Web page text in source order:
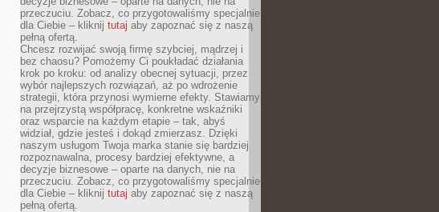
przeczuciu. Zobacz, co przygotowaliśmy specjalnie
dla Ciebie – kliknij tutaj aby zapoznać się z naszą
pełną ofertą.
Chcesz rozwijać swoją firmę szybciej, mądrzej i
bez chaosu? Pomożemy Ci poukładać działania
krok po kroku: od analizy obecnej sytuacji, przez
wybór najlepszych rozwiązań, aż po wdrożenie
strategii, która przynosi wymierne efekty. Stawiamy
na przejrzystą współpracę, konkretne wskaźniki
oraz wsparcie na każdym etapie – tak, abyś
widział, gdzie jesteś i dokąd zmierzasz. Dzięki
naszym usługom Twoja marka stanie się bardziej
rozpoznawalna, procesy bardziej efektywne, a
decyzje biznesowe – oparte na danych, nie na
przeczuciu. Zobacz, co przygotowaliśmy specjalnie
dla Ciebie – kliknij tutaj aby zapoznać się z naszą
pełną ofertą.